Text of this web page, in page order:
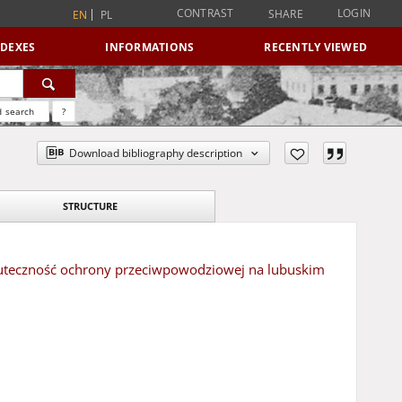
EN PL CONTRAST SHARE LOGIN
INFORMATIONS RECENTLY VIEWED
search ?
Download bibliography description
STRUCTURE
ochrony przeciwpowodziowej na lubuskim